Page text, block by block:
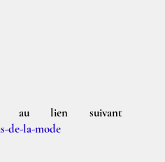
au lien suivant
de-la-mode